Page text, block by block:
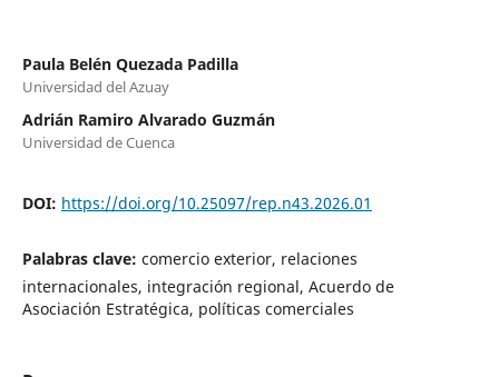
Paula Belén Quezada Padilla
Universidad del Azuay
Adrián Ramiro Alvarado Guzmán
Universidad de Cuenca
DOI: https://doi.org/10.25097/rep.n43.2026.01
Palabras clave: comercio exterior, relaciones
internacionales, integración regional, Acuerdo de
Asociación Estratégica, políticas comerciales